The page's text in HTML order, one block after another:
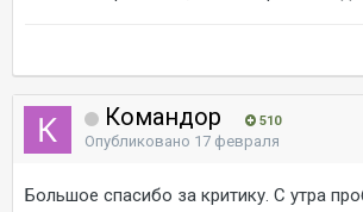
Командор 510
Опубликовано 17 февраля
Большое спасибо за критику. С утра